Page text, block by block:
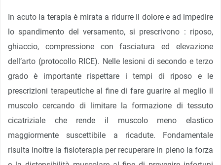
In acuto la terapia è mirata a ridurre il dolore e ad impedire
lo spandimento del versamento, si prescrivono : riposo,
ghiaccio, compressione con fasciatura ed elevazione
dell’arto (protocollo RICE). Nelle lesioni di secondo e terzo
grado è importante rispettare i tempi di riposo e le
prescrizioni terapeutiche al fine di fare guarire al meglio il
muscolo cercando di limitare la formazione di tessuto
cicatriziale che rende il muscolo meno elastico
maggiormente suscettibile a ricadute. Fondamentale
risulta inoltre la fisioterapia per recuperare in pieno la forza